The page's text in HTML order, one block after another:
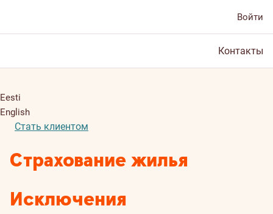
Войти
Контакты
Eesti
English
Стать клиентом
Страхование жилья
Исключения